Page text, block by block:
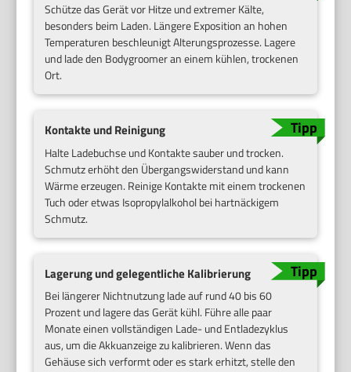
Schütze das Gerät vor Hitze und extremer Kälte,
besonders beim Laden. Längere Exposition an hohen
Temperaturen beschleunigt Alterungsprozesse. Lagere
und lade den Bodygroomer an einem kühlen, trockenen
Ort.
Kontakte und Reinigung
Halte Ladebuchse und Kontakte sauber und trocken.
Schmutz erhöht den Übergangswiderstand und kann
Wärme erzeugen. Reinige Kontakte mit einem trockenen
Tuch oder etwas Isopropylalkohol bei hartnäckigem
Schmutz.
Lagerung und gelegentliche Kalibrierung
Bei längerer Nichtnutzung lade auf rund 40 bis 60
Prozent und lagere das Gerät kühl. Führe alle paar
Monate einen vollständigen Lade- und Entladezyklus
aus, um die Akkuanzeige zu kalibrieren. Wenn das
Gehäuse sich verformt oder es stark erhitzt, stelle den